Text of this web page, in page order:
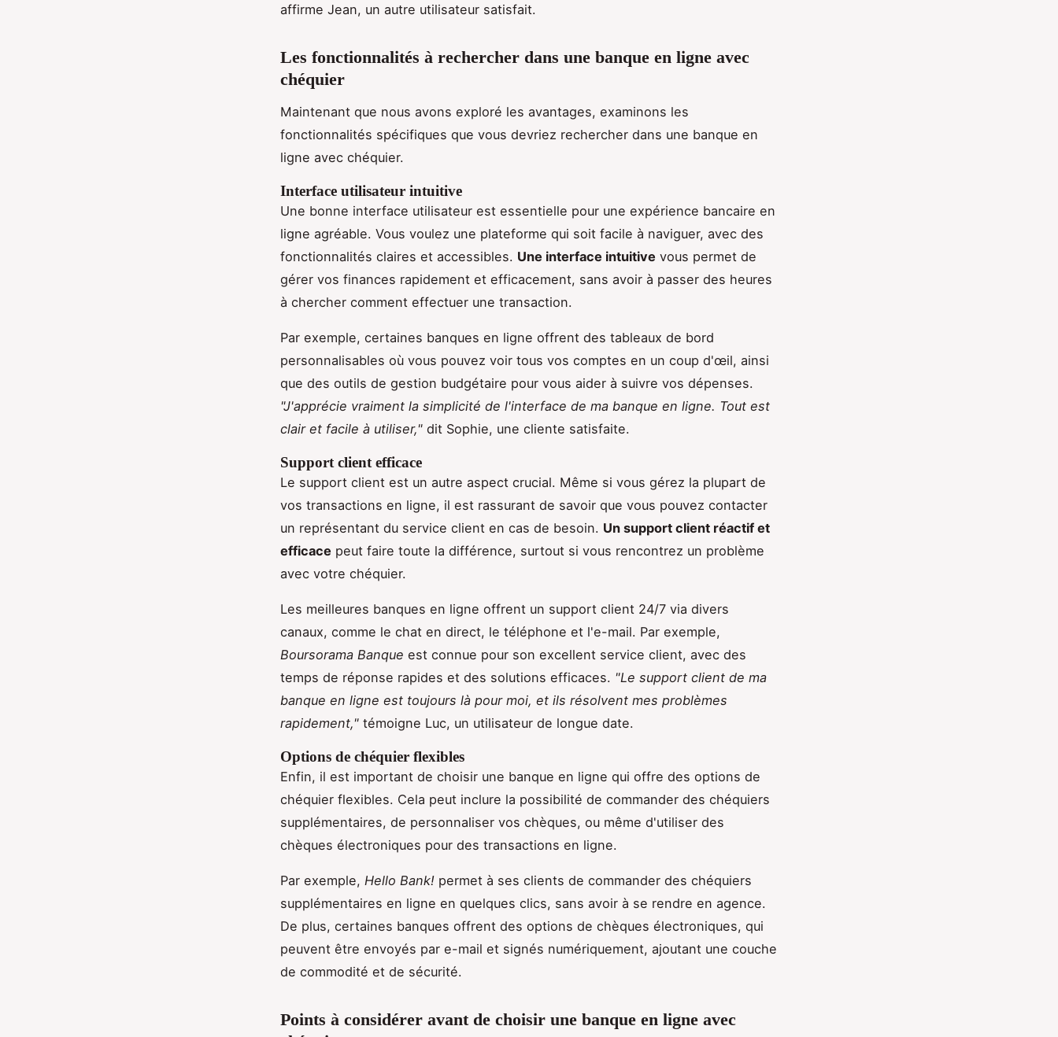
affirme Jean, un autre utilisateur satisfait.
Les fonctionnalités à rechercher dans une banque en ligne avec
chéquier
Maintenant que nous avons exploré les avantages, examinons les
fonctionnalités spécifiques que vous devriez rechercher dans une banque en
ligne avec chéquier.
Interface utilisateur intuitive
Une bonne interface utilisateur est essentielle pour une expérience bancaire en
ligne agréable. Vous voulez une plateforme qui soit facile à naviguer, avec des
fonctionnalités claires et accessibles. Une interface intuitive vous permet de
gérer vos finances rapidement et efficacement, sans avoir à passer des heures
à chercher comment effectuer une transaction.
Par exemple, certaines banques en ligne offrent des tableaux de bord
personnalisables où vous pouvez voir tous vos comptes en un coup d'œil, ainsi
que des outils de gestion budgétaire pour vous aider à suivre vos dépenses.
"J'apprécie vraiment la simplicité de l'interface de ma banque en ligne. Tout est
clair et facile à utiliser," dit Sophie, une cliente satisfaite.
Support client efficace
Le support client est un autre aspect crucial. Même si vous gérez la plupart de
vos transactions en ligne, il est rassurant de savoir que vous pouvez contacter
un représentant du service client en cas de besoin. Un support client réactif et
efficace peut faire toute la différence, surtout si vous rencontrez un problème
avec votre chéquier.
Les meilleures banques en ligne offrent un support client 24/7 via divers
canaux, comme le chat en direct, le téléphone et l'e-mail. Par exemple,
Boursorama Banque est connue pour son excellent service client, avec des
temps de réponse rapides et des solutions efficaces. "Le support client de ma
banque en ligne est toujours là pour moi, et ils résolvent mes problèmes
rapidement," témoigne Luc, un utilisateur de longue date.
Options de chéquier flexibles
Enfin, il est important de choisir une banque en ligne qui offre des options de
chéquier flexibles. Cela peut inclure la possibilité de commander des chéquiers
supplémentaires, de personnaliser vos chèques, ou même d'utiliser des
chèques électroniques pour des transactions en ligne.
Par exemple, Hello Bank! permet à ses clients de commander des chéquiers
supplémentaires en ligne en quelques clics, sans avoir à se rendre en agence.
De plus, certaines banques offrent des options de chèques électroniques, qui
peuvent être envoyés par e-mail et signés numériquement, ajoutant une couche
de commodité et de sécurité.
Points à considérer avant de choisir une banque en ligne avec